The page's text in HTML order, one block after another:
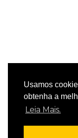
Usamos
obtenha a
Leia Mais.